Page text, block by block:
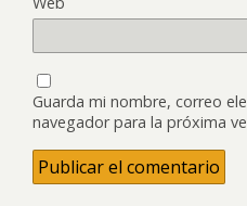
Guarda mi nombre, correo
navegador para la próxima